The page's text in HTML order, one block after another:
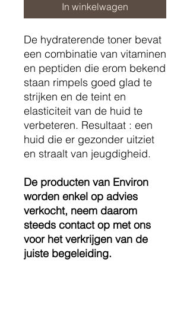
In winkelwagen
De hydraterende toner bevat
een combinatie van vitaminen
en peptiden die erom bekend
staan rimpels goed glad te
strijken en de teint en
elasticiteit van de huid te
verbeteren. Resultaat : een
huid die er gezonder uitziet
en straalt van jeugdigheid.
De producten van Environ
worden enkel op advies
verkocht, neem daarom
steeds contact op met ons
voor het verkrijgen van de
juiste begeleiding.